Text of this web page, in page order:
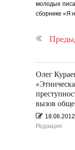
молодых
сборнике «Я
Олег
вызов
18.06.2012
Редакция